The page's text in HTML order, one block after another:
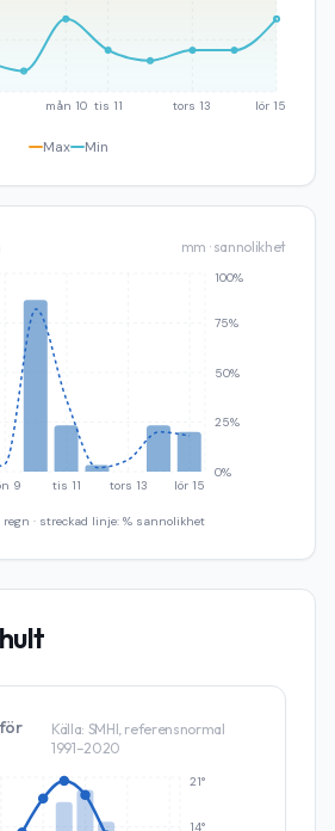
mån 10 tis 11 tors 13 lör 15
Max Min
mm · sannolikhet
9 tis 11 tors 13 lör 15
0%
25%
50%
75%
100%
regn · streckad linje: % sannolikhet
Källa: SMHI, referensnormal
1991–2020
14°
21°